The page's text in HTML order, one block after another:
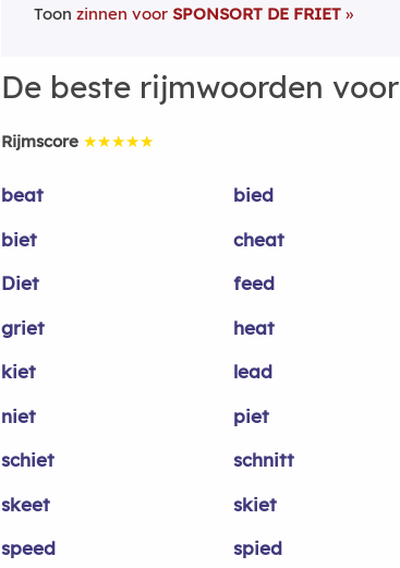
Toon zinnen voor SPONSORT DE FRIET
De beste rijmwoorden voor
Rijmscore ★★★★★
beat bied
biet
cheat
Diet
feed
griet
heat
kiet
lead
niet
piet
schiet
schnitt
skeet
skiet
speed
spied